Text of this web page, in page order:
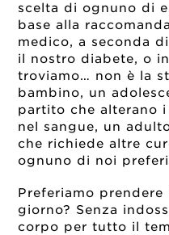
scelta di ognuno di
base alla
medico, a seconda
il nostro diabete, o
troviamo… non è la
bambino, un
partito che alterano
nel sangue, un
che richiede altre
ognuno di noi
Preferiamo prendere
giorno? Senza
corpo per tutto il